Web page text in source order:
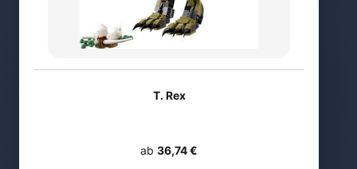
T. Rex
ab 36,74 €